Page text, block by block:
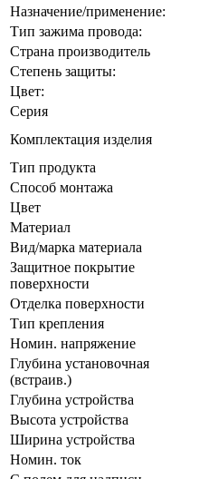
Назначение/применение:
Тип зажима провода:
Страна производитель
Степень защиты:
Цвет:
Серия
Комплектация изделия
Тип продукта
Способ монтажа
Цвет
Материал
Вид/марка материала
Защитное покрытие
поверхности
Отделка поверхности
Тип крепления
Номин. напряжение
Глубина установочная
(встраив.)
Глубина устройства
Высота устройства
Ширина устройства
Номин. ток